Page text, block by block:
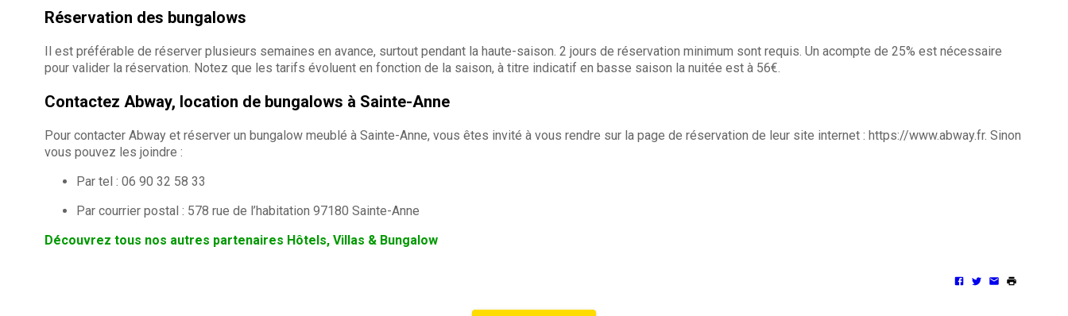
Réservation des bungalows
Il est préférable de réserver plusieurs semaines en avance, surtout pendant la haute-saison. 2 jours de réservation minimum sont requis. Un acompte de 25% est nécessaire
pour valider la réservation. Notez que les tarifs évoluent en fonction de la saison, à titre indicatif en basse saison la nuitée est à 56€.
Contactez Abway, location de bungalows à Sainte-Anne
Pour contacter Abway et réserver un bungalow meublé à Sainte-Anne, vous êtes invité à vous rendre sur la page de réservation de leur site internet : https://www.abway.fr. Sinon
vous pouvez les joindre :
Par tel : 06 90 32 58 33
Par courrier postal : 578 rue de l’habitation 97180 Sainte-Anne
Découvrez tous nos autres partenaires Hôtels, Villas & Bungalow